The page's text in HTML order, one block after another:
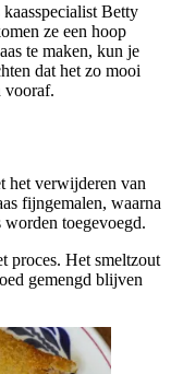
Betty
ze een hoop
te maken, kun je
dat het zo mooi
vooraf.
het verwijderen van
fijngemalen, waarna
worden toegevoegd.
proces. Het smeltzout
gemengd blijven